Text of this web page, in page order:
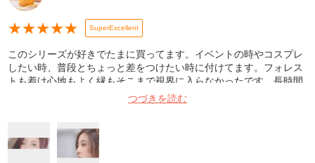
★★★★★ SuperExcellent
このシリーズが好きでたまに買ってます。イベントの時やコスプレ
したい時、普段とちょっと差をつけたい時に付けてます。フォレス
トも着け心地もよく縁もそこまで視界に入らなかったです。長時間
つけるなら目薬は必須だと思います!クリスマスイベントにトナカイ
する時に付けましたが、綺麗と褒められました。イエベの日本人、
ど)。またリピします!
つづきを読む